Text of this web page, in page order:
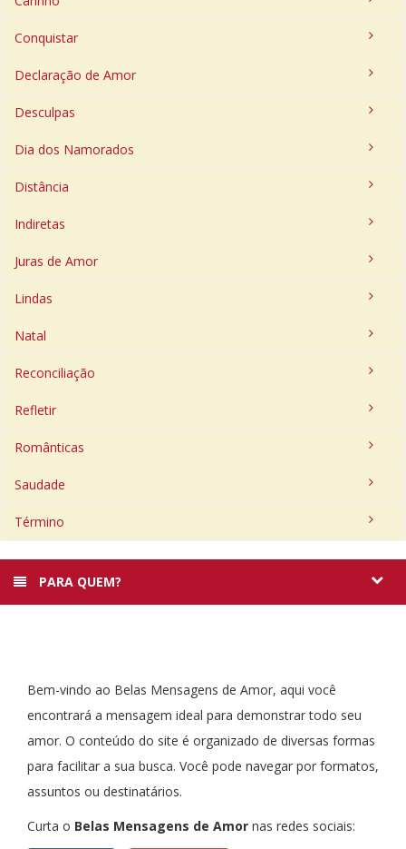
Conquistar
Declaração de Amor
Desculpas
Dia dos Namorados
Distância
Indiretas
Juras de Amor
Lindas
Natal
Reconciliação
Refletir
Românticas
Saudade
Término
PARA QUEM?
Bem-vindo ao Belas Mensagens de Amor, aqui você
encontrará a mensagem ideal para demonstrar todo seu
amor. O conteúdo do site é organizado de diversas formas
para facilitar a sua busca. Você pode navegar por formatos,
assuntos ou destinatários.
Curta o Belas Mensagens de Amor nas redes sociais: